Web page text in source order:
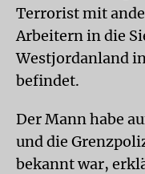
Terrorist mit
Arbeitern in die
Westjordanland
befindet.
Der Mann habe
und die
bekannt war,